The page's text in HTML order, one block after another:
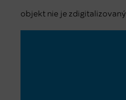
objekt nie je zdigitalizovaný